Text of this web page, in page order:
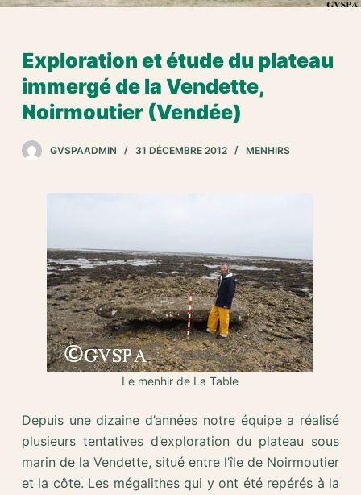
Exploration et étude du plateau
immergé de la Vendette,
Noirmoutier (Vendée)
GVSPAADMIN 31 DÉCEMBRE 2012 MENHIRS
Le menhir de La Table
Depuis une dizaine d’années notre équipe a réalisé
plusieurs tentatives d’exploration du plateau sous
marin de la Vendette, situé entre l’île de Noirmoutier
et la côte. Les mégalithes qui y ont été repérés à la